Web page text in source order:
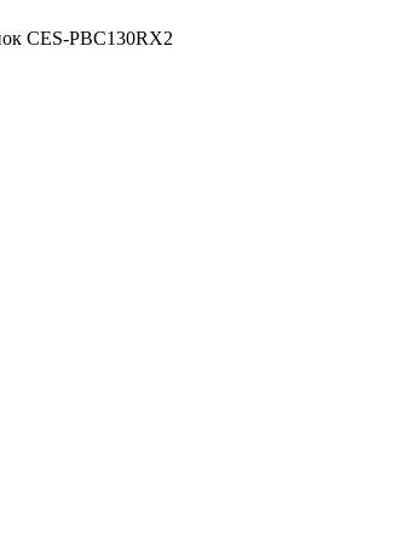
CES-PBC130RX2